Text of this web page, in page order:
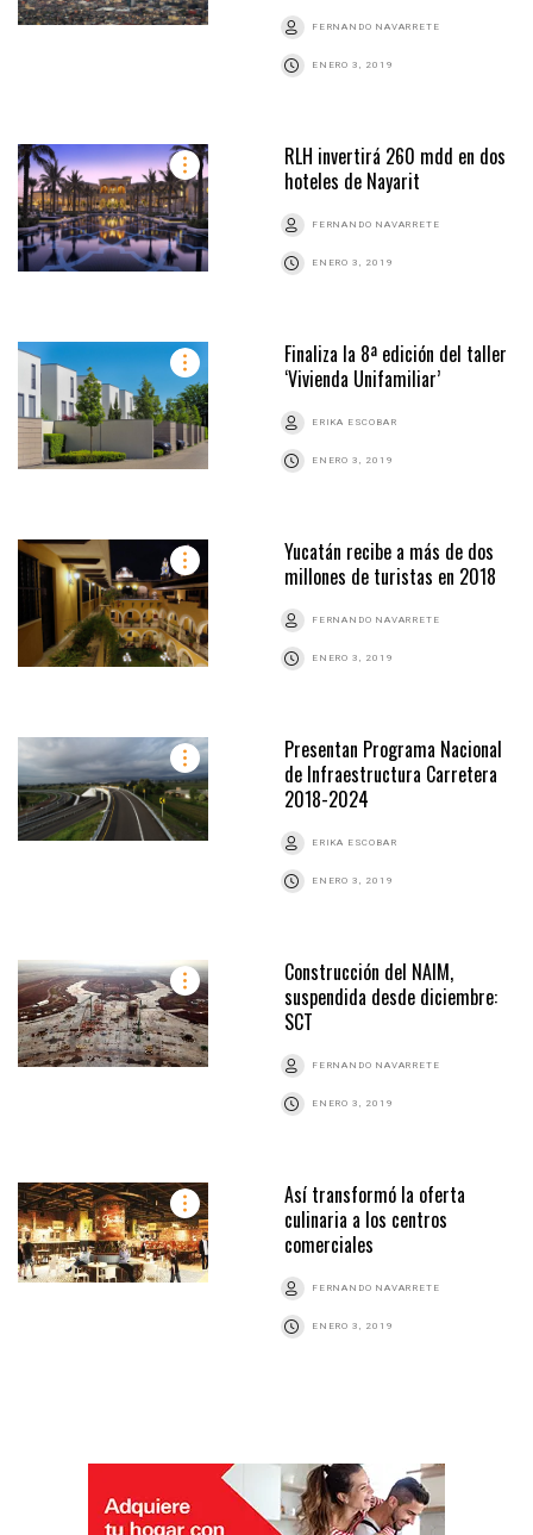
FERNANDO NAVARRETE
ENERO 3, 2019
RLH invertirá 260 mdd en dos
hoteles de Nayarit
FERNANDO NAVARRETE
ENERO 3, 2019
Finaliza la 8ª edición del taller
‘Vivienda Unifamiliar’
ERIKA ESCOBAR
ENERO 3, 2019
Yucatán recibe a más de dos
millones de turistas en 2018
FERNANDO NAVARRETE
ENERO 3, 2019
Presentan Programa Nacional
de Infraestructura Carretera
2018-2024
ERIKA ESCOBAR
ENERO 3, 2019
Construcción del NAIM,
suspendida desde diciembre:
SCT
FERNANDO NAVARRETE
ENERO 3, 2019
Así transformó la oferta
culinaria a los centros
comerciales
FERNANDO NAVARRETE
ENERO 3, 2019